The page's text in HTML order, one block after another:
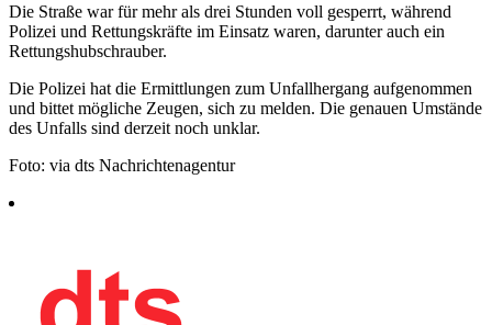
Die Straße war für mehr als drei Stunden voll gesperrt, während
Polizei und Rettungskräfte im Einsatz waren, darunter auch ein
Rettungshubschrauber.
Die Polizei hat die Ermittlungen zum Unfallhergang aufgenommen
und bittet mögliche Zeugen, sich zu melden. Die genauen Umstände
des Unfalls sind derzeit noch unklar.
Foto: via dts Nachrichtenagentur